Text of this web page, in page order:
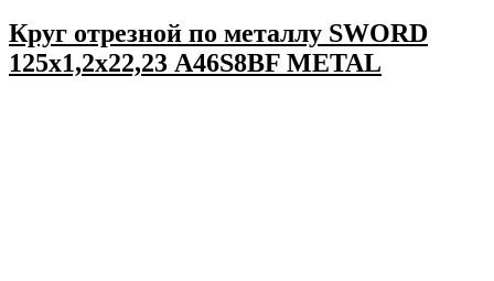
Круг отрезной по металлу SWORD
125х1,2х22,23 A46S8BF METAL